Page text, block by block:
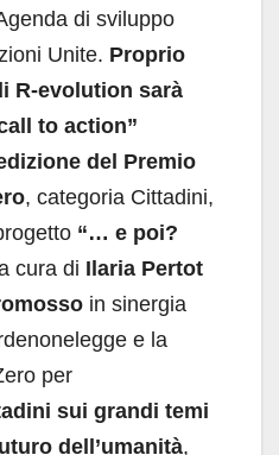
di sviluppo
Unite. Proprio
R-evolution sarà
to action”
del Premio
, categoria Cittadini,
“… e poi?
cura di Ilaria Pertot
in sinergia
e la
per
sui grandi temi
dell’umanità,